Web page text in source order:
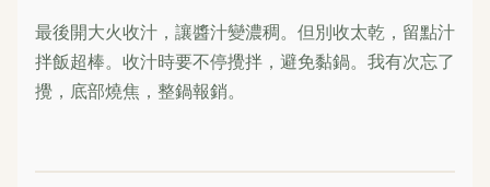
最後開大火收汁，讓醬汁變濃稠。但別收太乾，留點汁
拌飯超棒。收汁時要不停攪拌，避免黏鍋。我有次忘了
攪，底部燒焦，整鍋報銷。